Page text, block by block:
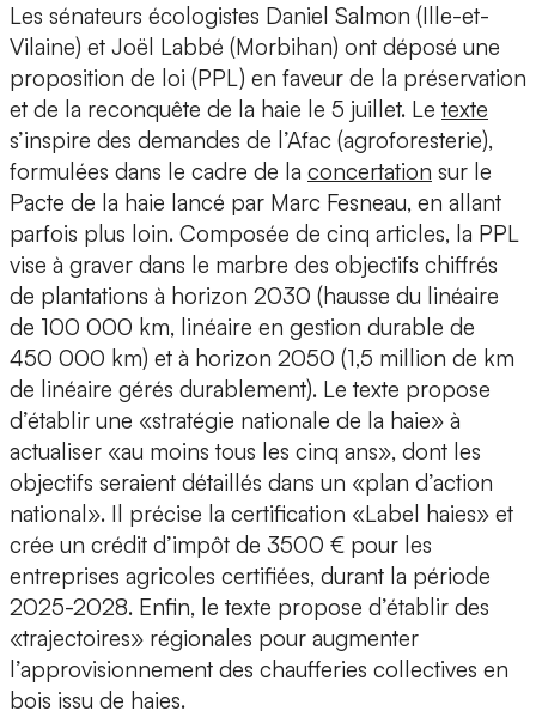
Les sénateurs écologistes Daniel Salmon (Ille-et-
Vilaine) et Joël Labbé (Morbihan) ont déposé une
proposition de loi (PPL) en faveur de la préservation
et de la reconquête de la haie le 5 juillet. Le texte
s’inspire des demandes de l’Afac (agroforesterie),
formulées dans le cadre de la concertation sur le
Pacte de la haie lancé par Marc Fesneau, en allant
parfois plus loin. Composée de cinq articles, la PPL
vise à graver dans le marbre des objectifs chiffrés
de plantations à horizon 2030 (hausse du linéaire
de 100 000 km, linéaire en gestion durable de
450 000 km) et à horizon 2050 (1,5 million de km
de linéaire gérés durablement). Le texte propose
d’établir une «stratégie nationale de la haie» à
actualiser «au moins tous les cinq ans», dont les
objectifs seraient détaillés dans un «plan d’action
national». Il précise la certification «Label haies» et
crée un crédit d’impôt de 3500 € pour les
entreprises agricoles certifiées, durant la période
2025-2028. Enfin, le texte propose d’établir des
«trajectoires» régionales pour augmenter
l’approvisionnement des chaufferies collectives en
bois issu de haies.